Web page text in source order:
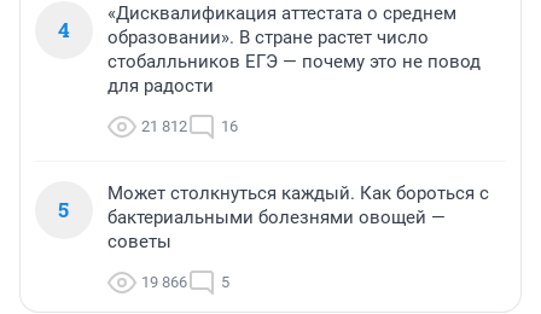
4
«Дисквалификация аттестата о среднем
образовании». В стране растет число
стобалльников ЕГЭ — почему это не повод
для радости
21 812 16
5
Может столкнуться каждый. Как бороться с
бактериальными болезнями овощей —
советы
19 866 5